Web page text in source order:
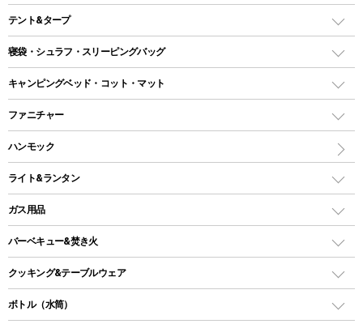
テント&タープ
テント
ツールームテント
ワンポールテント
シェルターテント
ロッジ型・オリジナルテント
タープ
スクエアタープ（レクタタープ）
メッシュタープ
寝袋・シュラフ・スリーピングバッグ
レクタングラー型（封筒型）シュラフ
インナーシュラフ
キャンピングベッド・コット・マット
キャンピングベッド・コット
インフレータブルマット
ファニチャー
アウトドアテーブル
レジャーシート
ハンモック
ライト&ランタン
LEDランタン
ガスランタン
オイルランタン
LEDライト
ガス用品
ガスバーナー
ガス缶
バーベキュー&焚き火
バーベキューコンロ、グリル
焚き火台タイプ（ロースタイル）グリル
クッキング&テーブルウェア
ダッチオーブン
ボトル（水筒）